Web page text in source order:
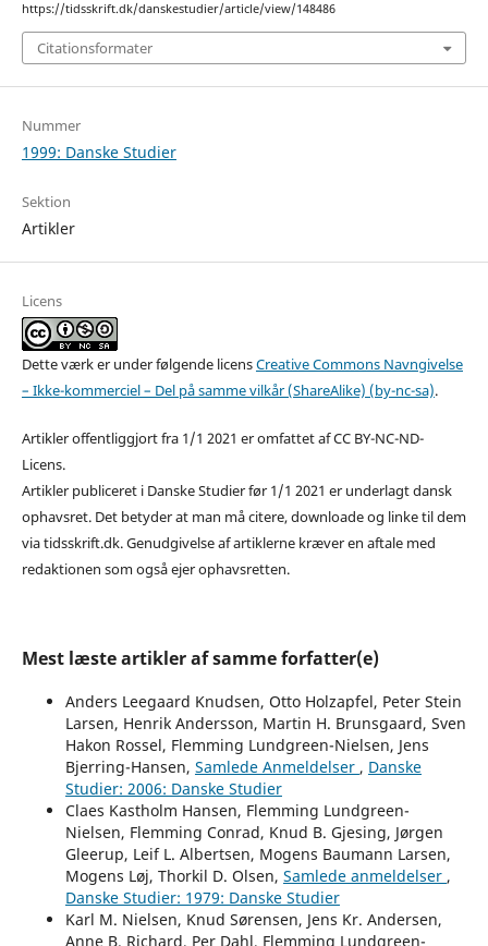
https://tidsskrift.dk/danskestudier/article/view/148486
Citationsformater
Nummer
1999: Danske Studier
Sektion
Artikler
Licens
Dette værk er under følgende licensCreative Commons Navngivelse
– Ikke-kommerciel – Del på samme vilkår (ShareAlike) (by-nc-sa).
Artikler offentliggjort fra 1/1 2021 er omfattet af CC BY-NC-ND-
Licens.
Artikler publiceret i Danske Studier før 1/1 2021 er underlagt dansk
ophavsret. Det betyder at man må citere, downloade og linke til dem
via tidsskrift.dk. Genudgivelse af artiklerne kræver en aftale med
redaktionen som også ejer ophavsretten.
Mest læste artikler af samme forfatter(e)
Anders Leegaard Knudsen, Otto Holzapfel, Peter Stein
Larsen, Henrik Andersson, Martin H. Brunsgaard, Sven
Hakon Rossel, Flemming Lundgreen-Nielsen, Jens
Bjerring-Hansen, Samlede Anmeldelser , Danske
Studier: 2006: Danske Studier
Claes Kastholm Hansen, Flemming Lundgreen-
Nielsen, Flemming Conrad, Knud B. Gjesing, Jørgen
Gleerup, Leif L. Albertsen, Mogens Baumann Larsen,
Mogens Løj, Thorkil D. Olsen, Samlede anmeldelser ,
Danske Studier: 1979: Danske Studier
Karl M. Nielsen, Knud Sørensen, Jens Kr. Andersen,
Anne B. Richard, Per Dahl, Flemming Lundgreen-